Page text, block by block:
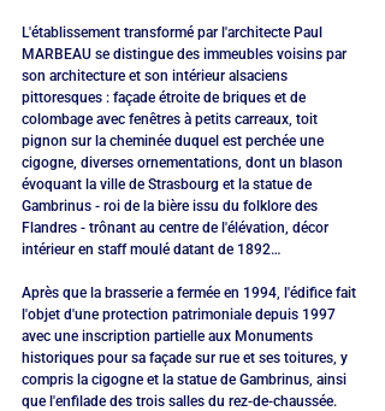
L'établissement transformé par l'architecte Paul
MARBEAU se distingue des immeubles voisins par
son architecture et son intérieur alsaciens
pittoresques : façade étroite de briques et de
colombage avec fenêtres à petits carreaux, toit
pignon sur la cheminée duquel est perchée une
cigogne, diverses ornementations, dont un blason
évoquant la ville de Strasbourg et la statue de
Gambrinus - roi de la bière issu du folklore des
Flandres - trônant au centre de l'élévation, décor
intérieur en staff moulé datant de 1892…
Après que la brasserie a fermée en 1994, l'édifice fait
l'objet d'une protection patrimoniale depuis 1997
avec une inscription partielle aux Monuments
historiques pour sa façade sur rue et ses toitures, y
compris la cigogne et la statue de Gambrinus, ainsi
que l'enfilade des trois salles du rez-de-chaussée.